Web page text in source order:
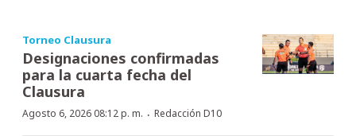
Torneo Clausura
Designaciones confirmadas
para la cuarta fecha del
Clausura
Agosto 6, 2026 08:12 p. m. · Redacción D10